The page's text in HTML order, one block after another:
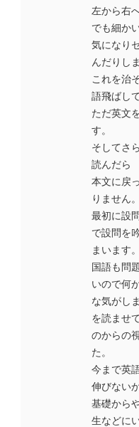
左から右
でも細か
気になり
んだりし
これを治
語飛ばし
ただ英文
す。
そしてさ
読んだら
本文に戻
りません。
最初に設
で設問を
まいます。
国語も問
いので何
な気がし
を読ませ
のからの
た。
今まで英
伸びない
基礎から
生などに